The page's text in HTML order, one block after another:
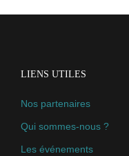
LIENS UTILES
Nos partenaires
Qui sommes-nous ?
Les événements